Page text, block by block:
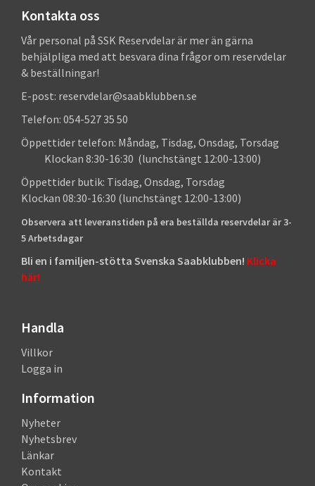
Kontakta oss
Vår personal på SSK Reservdelar är mer än gärna
behjälpliga med att besvara dina frågor om reservdelar
& beställningar!
E-post: reservdelar@saabklubben.se
Telefon: 054-527 35 50
Öppettider telefon: Måndag, Tisdag, Onsdag, Torsdag
Klockan 8:30-16:30 (lunchstängt 12:00-13:00)
Öppettider butik: Tisdag, Onsdag, Torsdag
Klockan 08:30-16:30 (lunchstängt 12:00-13:00)
Observera att leveranstiden på era beställda reservdelar är 3-
5 Arbetsdagar
Bli en i familjen-stötta Svenska Saabklubben! Klicka
här!
Handla
Villkor
Logga in
Information
Nyheter
Nyhetsbrev
Länkar
Kontakt